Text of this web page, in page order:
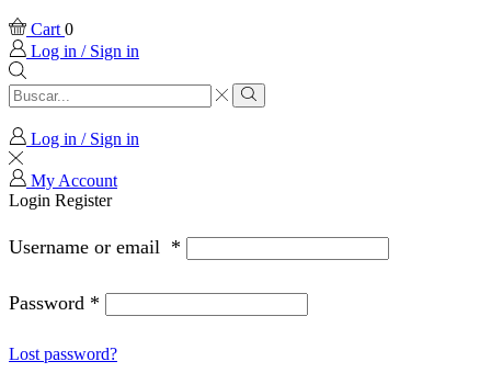
Cart 0
Log in / Sign in
Search
input
Search
Log in / Sign in
My Account
Login Register
Username or email *
Password *
Lost password?